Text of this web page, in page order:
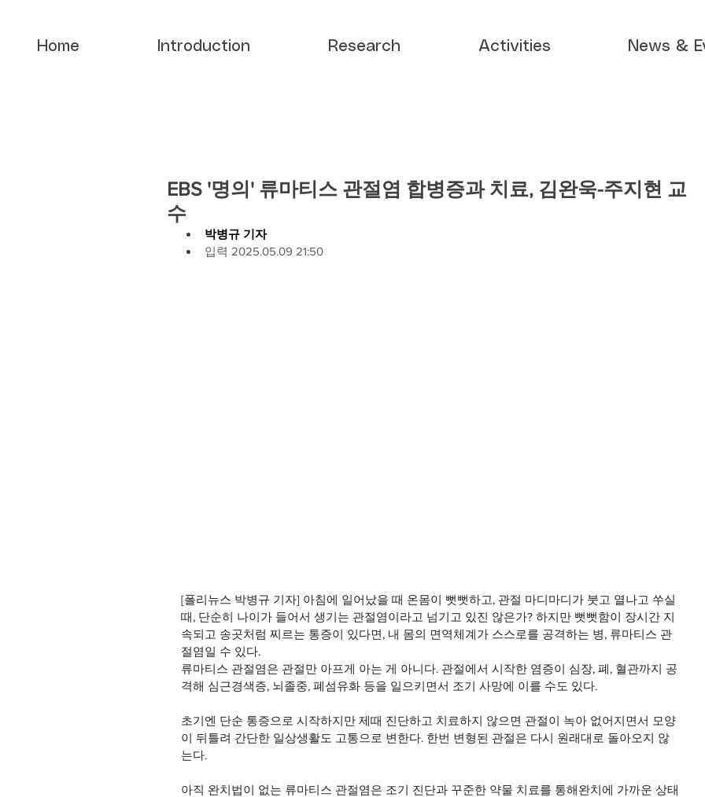
Home Introduction Research Activities News &
EBS '명의' 류마티스 관절염 합병증과 치료, 김완욱-주지현 교
수
박병규 기자
입력 2025.05.09 21:50
[폴리뉴스 박병규 기자] 아침에 일어났을 때 온몸이 뻣뻣하고, 관절 마디마디가 붓고 열나고 쑤실
때, 단순히 나이가 들어서 생기는 관절염이라고 넘기고 있진 않은가? 하지만 뻣뻣함이 장시간 지
속되고 송곳처럼 찌르는 통증이 있다면, 내 몸의 면역체계가 스스로를 공격하는 병, 류마티스 관
절염일 수 있다.
류마티스 관절염은 관절만 아프게 아는 게 아니다. 관절에서 시작한 염증이 심장, 폐, 혈관까지 공
격해 심근경색증, 뇌졸중, 폐섬유화 등을 일으키면서 조기 사망에 이를 수도 있다.
초기엔 단순 통증으로 시작하지만 제때 진단하고 치료하지 않으면 관절이 녹아 없어지면서 모양
이 뒤틀려 간단한 일상생활도 고통으로 변한다. 한번 변형된 관절은 다시 원래대로 돌아오지 않
는다.
아직 완치법이 없는 류마티스 관절염은 조기 진단과 꾸준한 약물 치료를 통해완치에 가까운 상태